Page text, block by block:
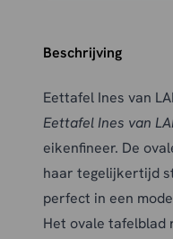
Beschrijving
Eettafel Ines van
Eettafel Ines van
eikenfineer. De
haar tegelijkertijd
perfect in een
Het ovale tafelblad